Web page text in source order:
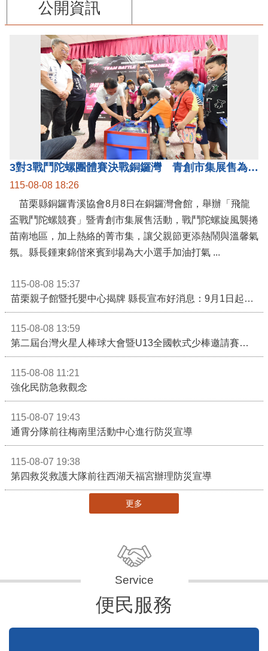
公開資訊
3對3戰鬥陀螺團體賽決戰銅鑼灣 青創市集展售為父親節增添繽紛
115-08-08 18:26
苗栗縣銅鑼青溪協會8月8日在銅鑼灣會館，舉辦「飛龍
盃戰鬥陀螺競賽」暨青創市集展售活動，戰鬥陀螺旋風襲捲
苗南地區，加上熱絡的菁市集，讓父親節更添熱鬧與溫馨氣
115-08-08 15:37
115-08-08 13:59
115-08-08 11:21
強化民防急救觀念
115-08-07 19:43
通霄分隊前往梅南里活動中心進行防災宣導
115-08-07 19:38
第四救災救護大隊前往西湖天福宮辦理防災宣導
更多
便民服務